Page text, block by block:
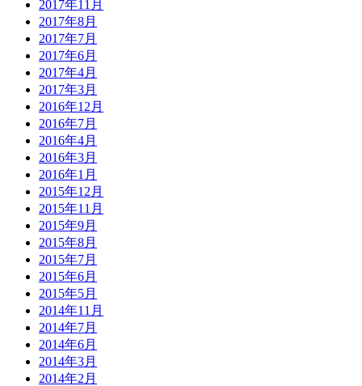
2017年11月
2017年8月
2017年7月
2017年6月
2017年4月
2017年3月
2016年12月
2016年7月
2016年4月
2016年3月
2016年1月
2015年12月
2015年11月
2015年9月
2015年8月
2015年7月
2015年6月
2015年5月
2014年11月
2014年7月
2014年6月
2014年3月
2014年2月